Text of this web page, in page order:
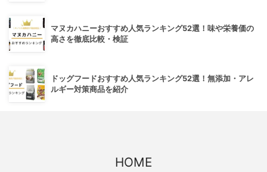
マヌカハニーおすすめ人気ランキング52選！味や栄養価の
高さを徹底比較・検証
ドッグフードおすすめ人気ランキング52選！無添加・アレ
ルギー対策商品を紹介
HOME